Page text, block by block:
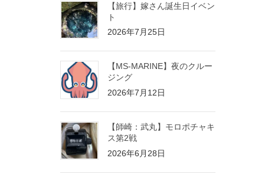
【旅行】嫁さん誕生日イベン
ト
2026年7月25日
【MS-MARINE】夜のクルー
ジング
2026年7月12日
【師崎：武丸】モロポチャキ
ス第2戦
2026年6月28日